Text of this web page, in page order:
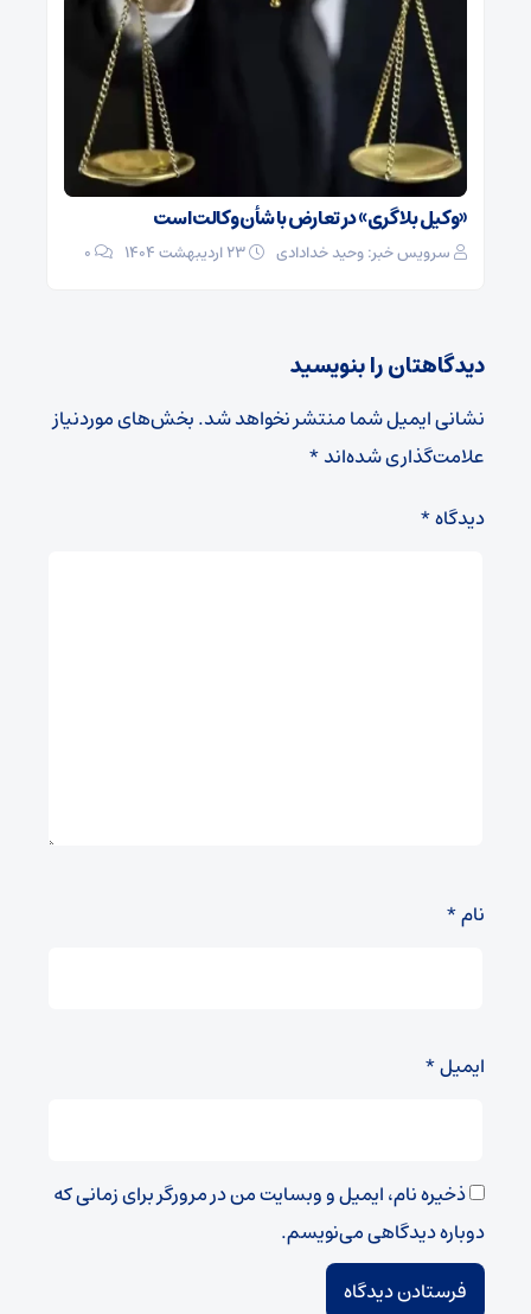
«وکیل‌ بلاگری» در تعارض با شأن وکالت است
سرویس خبر: وحید خدادادی 0
دیدگاهتان را بنویسید
نشانی ایمیل شما منتشر نخواهد شد.بخش‌های موردنیاز
علامت‌گذاری شده‌اند*
دیدگاه*
نام*
ایمیل*
ذخیره نام، ایمیل و وبسایت من در مرورگر برای زمانی که
دوباره دیدگاهی می‌نویسم.